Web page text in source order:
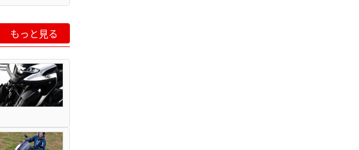
もっと見る